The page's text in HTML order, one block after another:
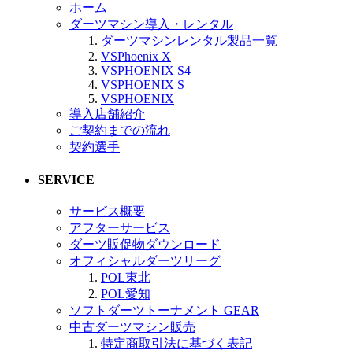
ホーム
ダーツマシン導入・レンタル
ダーツマシンレンタル製品一覧
VSPhoenix X
VSPHOENIX S4
VSPHOENIX S
VSPHOENIX
導入店舗紹介
ご契約までの流れ
契約選手
SERVICE
サービス概要
アフターサービス
ダーツ販促物ダウンロード
オフィシャルダーツリーグ
POL東北
POL愛知
ソフトダーツトーナメント GEAR
中古ダーツマシン販売
特定商取引法に基づく表記